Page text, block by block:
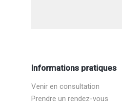
Informations pratiques
Venir en consultation
Prendre un rendez-vous